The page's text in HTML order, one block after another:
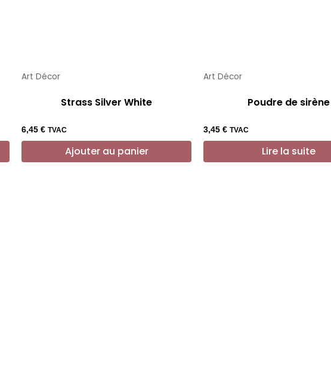
Art Décor
Strass Silver White
6,45 € TVAC
Ajouter au panier
Art Décor
Poudre de sirène
3,45 € TVAC
Lire la suite